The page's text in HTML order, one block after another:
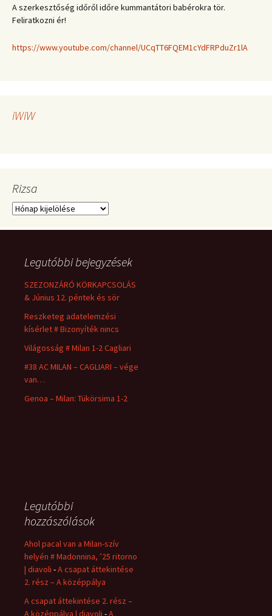
A szerkesztőség időről időre kummantátori babérokra tör.
Feliratkozni ér!
https://www.youtube.com/channel/UCqTT6FQEM1cYdFRPduZr1lA
iWiW
Rizsa
Rizsa
Legutóbbi bejegyzések
SZEZONZÁRÓ KÖRKAPCSOLÁS
& Június 12. péntek és sör
Reszketeg adatelemzési
kísérlet # Bizonyíték nincs
Világosság # Milan 1-2 Cagliari
#38 AC MILAN – CAGLIARI – vége
van…
Genoa – Milan: Tükörsima 1-2
Legutóbbi
hozzászólások
Ahol pacal van a Milan-szív
helyén # Madonnina, ’25 ritorno
| diavoli -A csapat áttekintése
2. rész – A középpálya
A csapat áttekintése 2. rész –
A középpálya | diavoli -A